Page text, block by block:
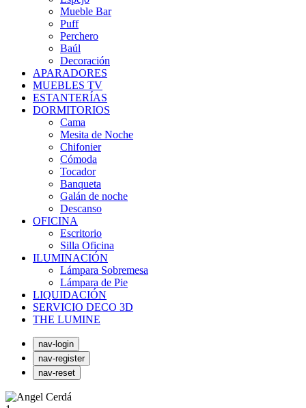
Mueble Bar
Puff
Perchero
Baúl
Decoración
APARADORES
MUEBLES TV
ESTANTERÍAS
DORMITORIOS
Cama
Mesita de Noche
Chifonier
Cómoda
Tocador
Banqueta
Galán de noche
Descanso
OFICINA
Escritorio
Silla Oficina
ILUMINACIÓN
Lámpara Sobremesa
Lámpara de Pie
LIQUIDACIÓN
SERVICIO DECO 3D
THE LUMINE
nav-login
nav-register
nav-reset